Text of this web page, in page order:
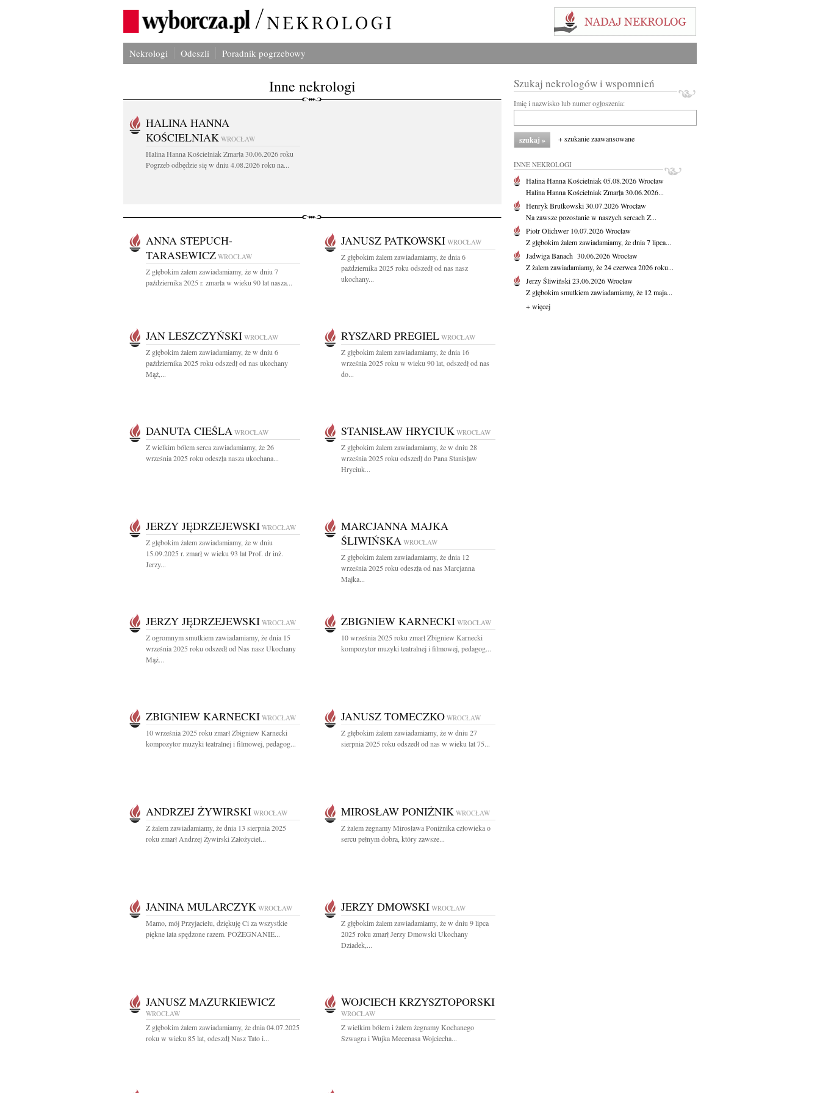
Nekrologi Odeszli Poradnik pogrzebowy
Inne nekrologi
HALINA HANNA
KOŚCIELNIAK WROCŁAW
Halina Hanna Kościelniak Zmarła 30.06.2026 roku
Pogrzeb odbędzie się w dniu 4.08.2026 roku na...
ANNA STEPUCH-
TARASEWICZ WROCŁAW
Z głębokim żalem zawiadamiamy, że w dniu 7
października 2025 r. zmarła w wieku 90 lat nasza...
JANUSZ PATKOWSKI WROCŁAW
Z głębokim żalem zawiadamiamy, że dnia 6
października 2025 roku odszedł od nas nasz
ukochany...
JAN LESZCZYŃSKI WROCŁAW
Z głębokim żalem zawiadamiamy, że w dniu 6
października 2025 roku odszedł od nas ukochany
Mąż,...
RYSZARD PREGIEL WROCŁAW
Z głębokim żalem zawiadamiamy, że dnia 16
września 2025 roku w wieku 90 lat, odszedł od nas
do...
DANUTA CIEŚLA WROCŁAW
Z wielkim bólem serca zawiadamiamy, że 26
września 2025 roku odeszła nasza ukochana...
STANISŁAW HRYCIUK WROCŁAW
Z głębokim żalem zawiadamiamy, że w dniu 28
września 2025 roku odszedł do Pana Stanisław
Hryciuk...
JERZY JĘDRZEJEWSKI WROCŁAW
Z głębokim żalem zawiadamiamy, że w dniu
15.09.2025 r. zmarł w wieku 93 lat Prof. dr inż.
Jerzy...
MARCJANNA MAJKA
ŚLIWIŃSKA WROCŁAW
Z głębokim żalem zawiadamiamy, że dnia 12
września 2025 roku odeszła od nas Marcjanna
Majka...
JERZY JĘDRZEJEWSKI WROCŁAW
Z ogromnym smutkiem zawiadamiamy, że dnia 15
września 2025 roku odszedł od Nas nasz Ukochany
Mąż...
ZBIGNIEW KARNECKI WROCŁAW
10 września 2025 roku zmarł Zbigniew Karnecki
kompozytor muzyki teatralnej i filmowej, pedagog...
ZBIGNIEW KARNECKI WROCŁAW
10 września 2025 roku zmarł Zbigniew Karnecki
kompozytor muzyki teatralnej i filmowej, pedagog...
JANUSZ TOMECZKO WROCŁAW
Z głębokim żalem zawiadamiamy, że w dniu 27
sierpnia 2025 roku odszedł od nas w wieku lat 75...
ANDRZEJ ŻYWIRSKI WROCŁAW
Z żalem zawiadamiamy, że dnia 13 sierpnia 2025
roku zmarł Andrzej Żywirski Założyciel...
MIROSŁAW PONIŻNIK WROCŁAW
Z żalem żegnamy Mirosława Poniżnika człowieka o
sercu pełnym dobra, który zawsze...
JANINA MULARCZYK WROCŁAW
Mamo, mój Przyjacielu, dziękuję Ci za wszystkie
piękne lata spędzone razem. POŻEGNANIE...
JERZY DMOWSKI WROCŁAW
Z głębokim żalem zawiadamiamy, że w dniu 9 lipca
2025 roku zmarł Jerzy Dmowski Ukochany
Dziadek,...
JANUSZ MAZURKIEWICZ
WROCŁAW
Z głębokim żalem zawiadamiamy, że dnia 04.07.2025
roku w wieku 85 lat, odeszdł Nasz Tato i...
WOJCIECH KRZYSZTOPORSKI
WROCŁAW
Z wielkim bólem i żalem żegnamy Kochanego
Szwagra i Wujka Mecenasa Wojciecha...
Szukaj nekrologów i wspomnień
Imię i nazwisko lub numer ogłoszenia:
+ szukanie zaawansowane
INNE NEKROLOGI
Halina Hanna Kościelniak05.08.2026Wrocław
Halina Hanna Kościelniak Zmarła 30.06.2026...
Henryk Brutkowski30.07.2026Wrocław
Na zawsze pozostanie w naszych sercach Z...
Piotr Olichwer 10.07.2026Wrocław
Z głębokim żalem zawiadamiamy, że dnia 7 lipca...
Jadwiga Banach 30.06.2026Wrocław
Z żalem zawiadamiamy, że 24 czerwca 2026 roku...
Jerzy Śliwiński23.06.2026Wrocław
Z głębokim smutkiem zawiadamiamy, że 12 maja...
+ więcej